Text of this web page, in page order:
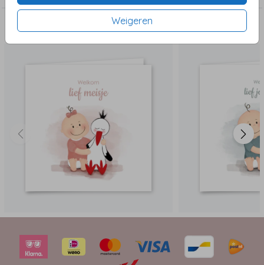
Weigeren
Dit vind je misschien ook leuk